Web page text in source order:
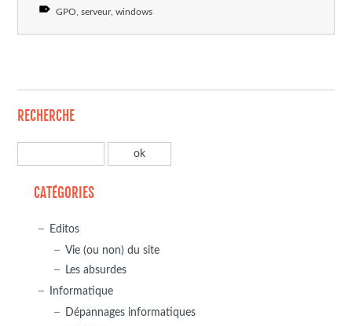
GPO serveur windows
RECHERCHE
CATÉGORIES
Editos
Vie (ou non) du site
Les absurdes
Informatique
Dépannages informatiques